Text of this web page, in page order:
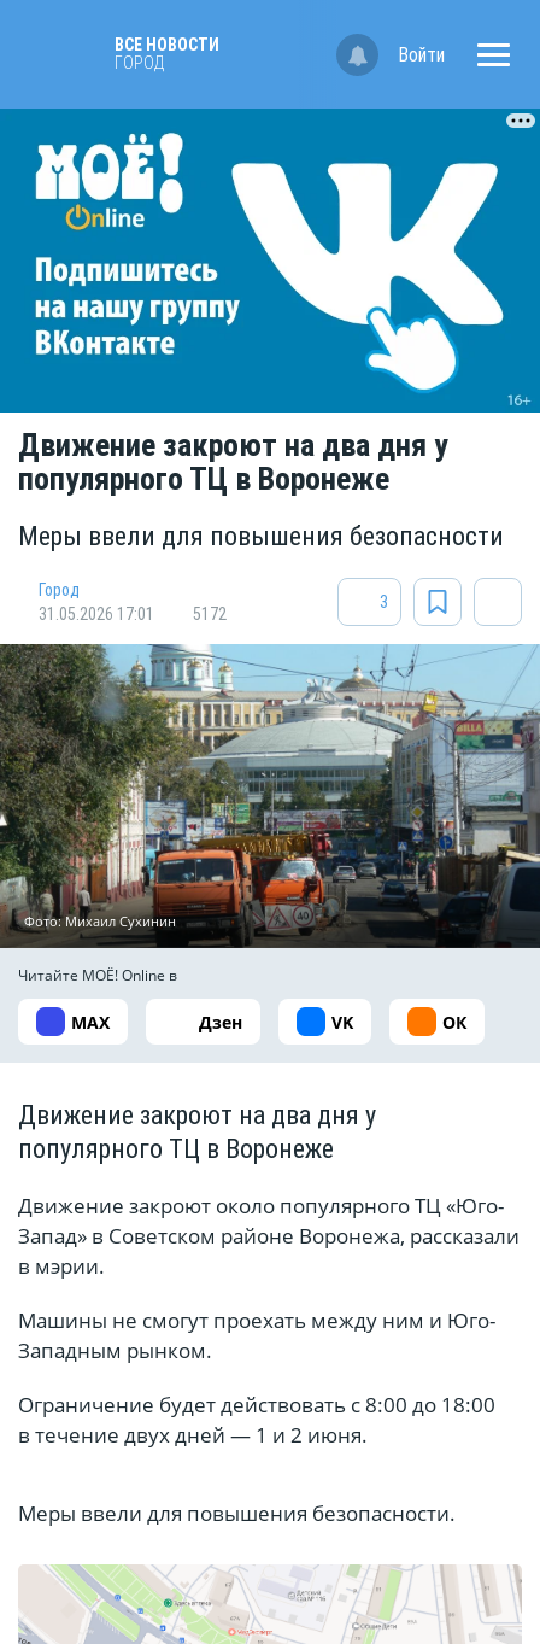
ВСЕ НОВОСТИ
ГОРОД
Войти
Движение закроют на два дня у
популярного ТЦ в Воронеже
Меры ввели для повышения безопасности
Город
31.05.2026 17:01
5172
3
Фото: Михаил Сухинин
Читайте МОЁ! Online в
MAX Дзен VK ОК
Движение закроют на два дня у
популярного ТЦ в Воронеже
Движение закроют около популярного ТЦ «Юго-
Запад» в Советском районе Воронежа, рассказали
в мэрии.
Машины не смогут проехать между ним и Юго-
Западным рынком.
Ограничение будет действовать с 8:00 до 18:00
в течение двух дней — 1 и 2 июня.
Меры ввели для повышения безопасности.